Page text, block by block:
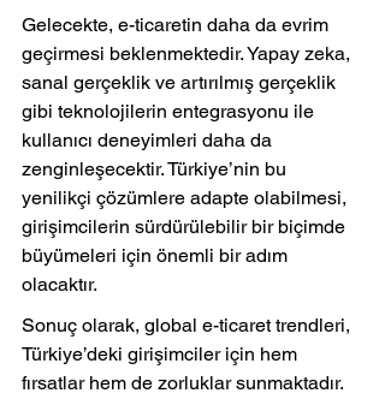
Gelecekte, e-ticaretin daha da evrim
geçirmesi beklenmektedir. Yapay zeka,
sanal gerçeklik ve artırılmış gerçeklik
gibi teknolojilerin entegrasyonu ile
kullanıcı deneyimleri daha da
zenginleşecektir. Türkiye’nin bu
yenilikçi çözümlere adapte olabilmesi,
girişimcilerin sürdürülebilir bir biçimde
büyümeleri için önemli bir adım
olacaktır.
Sonuç olarak, global e-ticaret trendleri,
Türkiye’deki girişimciler için hem
fırsatlar hem de zorluklar sunmaktadır.